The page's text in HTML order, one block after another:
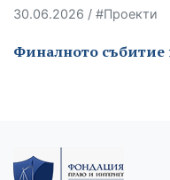
30.06.2026 / #Проекти
Финалното събитие